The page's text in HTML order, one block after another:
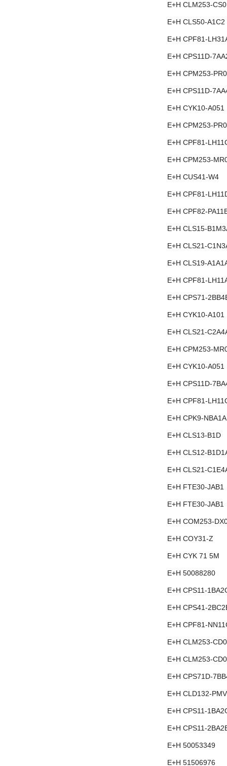
E+H CLM253-
E+H CLS50-A1C2
E+H CPF81-
E+H CPS11D-
E+H CPM253-
E+H CPS11D-
E+H CYK10-A051
E+H CPM253-
E+H CPF81-
E+H CPM253-
E+H CUS41-W4
E+H CPF81-
E+H CPF82-
E+H CLS15-
E+H CLS21-
E+H CLS19-
E+H CPF81-
E+H CPS71-
E+H CYK10-A101
E+H CLS21-
E+H CPM253-
E+H CYK10-A051
E+H CPS11D-
E+H CPF81-
E+H CPK9-NBA1A
E+H CLS13-B1D
E+H CLS12-
E+H CLS21-
E+H FTE30-JAB1
E+H FTE30-JAB1
E+H COM253-
E+H COY31-Z
E+H CYK 71 5M
E+H 50088280
E+H CPS11-
E+H CPS41-
E+H CPF81-
E+H CLM253-
E+H CLM253-
E+H CPS71D-
E+H CLD132-
E+H CPS11-
E+H CPS11-
E+H 50053349
E+H 51506976